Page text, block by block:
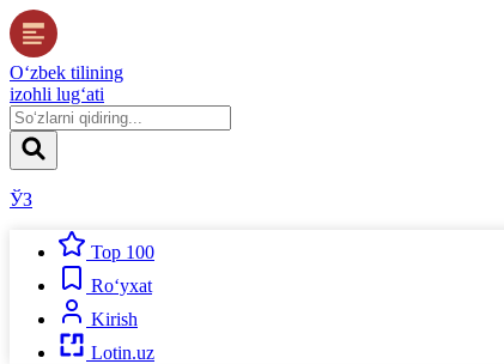
O‘zbek tilining
izohli lug‘ati
ЎЗ
Top 100
Ro‘yxat
Kirish
Lotin.uz